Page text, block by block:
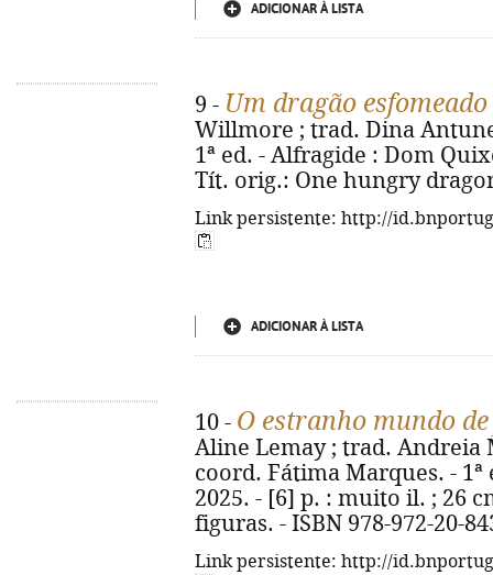
ADICIONAR À LISTA
9 - Um dragão esfomeado
Willmore ; trad. Dina
1ª ed. - Alfragide : Dom
Tít. orig.: One hungry
Link persistente: http://
ADICIONAR À LISTA
10 - O estranho mundo de
Aline Lemay ; trad. Andreia
coord. Fátima Marques. -
2025. - [6] p. : muito il. ; 26
figuras. - ISBN 978-972-20-
Link persistente: http://